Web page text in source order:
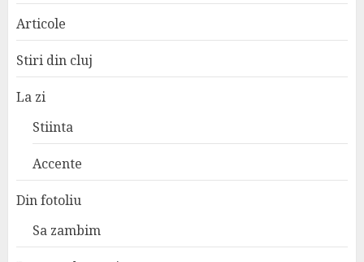
Articole
Stiri din cluj
La zi
Stiinta
Accente
Din fotoliu
Sa zambim